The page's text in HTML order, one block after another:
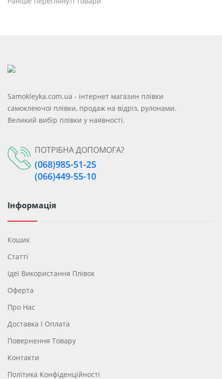
Samokleyka.com.ua - інтернет магазин плівки
самоклеючої плівки, продаж на відріз, рулонами.
Великий вибір плівки у наявності.
ПОТРІБНА ДОПОМОГА?
(068)985-51-25
(066)449-55-10
Інформація
Кошик
Статті
Ідеї ​​використання Плівок
Оферта
Про Нас
Доставка І Оплата
Повернення Товару
Контакти
Політика Конфіденційності